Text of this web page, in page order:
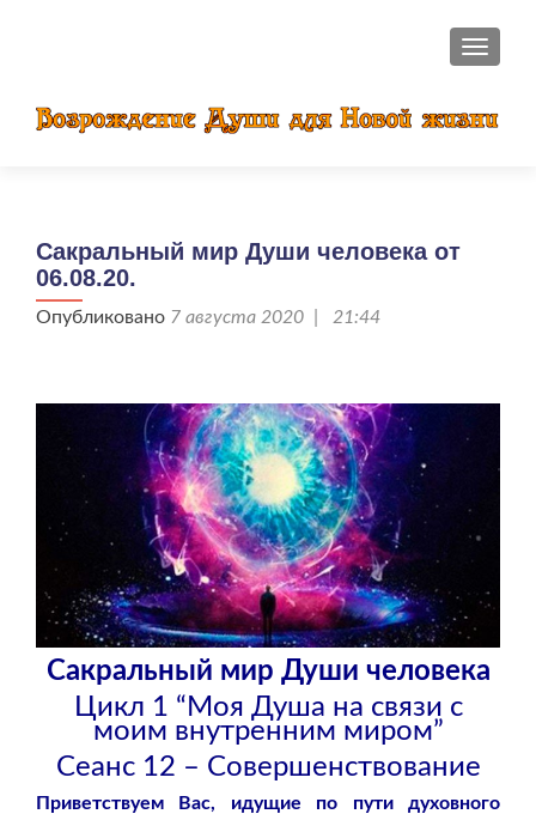
Сакральный мир Души человека от
06.08.20.
Опубликовано 7 августа 2020 | 21:44
Сакральный мир Души человека
Цикл 1 “Моя Душа на связи с
моим внутренним миром”
Сеанс 12 – Совершенствование
Приветствуем Вас, идущие по пути духовного